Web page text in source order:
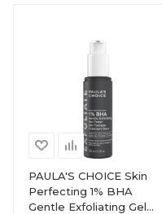
PAULA'S CHOICE Skin
Perfecting 1% BHA
Gentle Exfoliating Gel